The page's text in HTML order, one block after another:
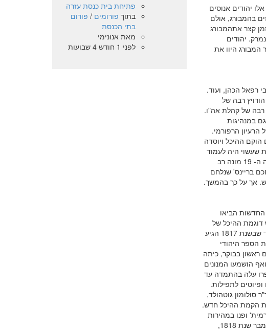
להתיישב כבר מן המחצית של המאה ה- 16. היו אלו יהודים אנוסים
בהמבורג, אולם
קצר אתהמבורג
יהודים
המבורג היוו את
רפאל הכהן, ועוד.
הורויץ רבה של
רבה של קהלת אה"ו.
במנהיגות
הרפורמי.
חמש עשרה שנים מכריעות אלו [1821- 1806] בהם הוקם ההיכל ויוסדה
שעשוי היה לעמוד
כנגד נסיונות הקמת המוסד החדש. רק בשנות העשרים הראשונות של המאה ה- 19 מונה רב
'החכם בריינס' שנלחם
אך על כך בהמשך.
הביאו
'היכל' חדש דוגמת ההיכל של
יעקובזון בברלין. למרות הרצון העז, התנהלה הקמת בית הכנסת באיטיות עד שבשנת 1817 הגיע
הספר היהודי
ראשון בבוקר, כיתה
הושמעו המנונים
עלה בהתמדה עד
לתפילות.
סולומון גוטהולד,
את הקמת ההיכל חדש.
ופנו במהירות
לסיים את המוסד הדתי הראשון שלהם. ואכן בתוך פחות משנה, ב- 18 לדצמבר שנת 1818,
פתיחת בית כנסת עזרה
בתוך פורומים / פורום
בתי הכנסת
מאתאנונימי
לפני 1 חודש 4 שבועות